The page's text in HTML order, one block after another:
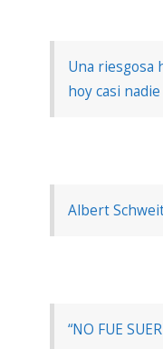
Una riesgosa
hoy casi
Albert
“NO FUE